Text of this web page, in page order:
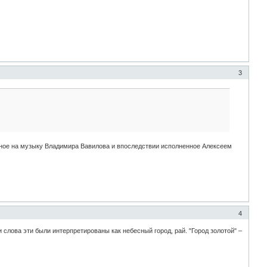
3
на музыку Владимира Вавилова и впоследствии исполненное Алексеем
4
эти были интерпретированы как небесный город, рай. "Город золотой" –